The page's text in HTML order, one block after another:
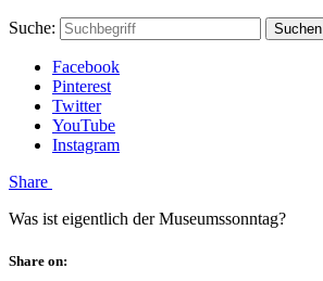
Skip
content
Hauptstadtmutti
Schließen
Search
Schließen
Suche: Suchen
Facebook
Pinterest
Twitter
YouTube
Instagram
Menü
Share
Was ist eigentlich der Museumssonntag?
Schließen
Share on: